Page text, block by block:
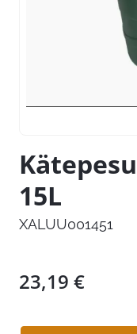
15L
XALUU001451
23,19 €